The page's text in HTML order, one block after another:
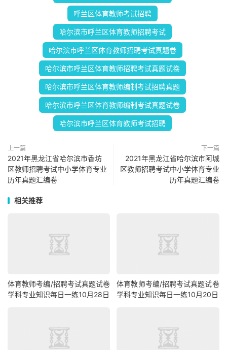
呼兰区体育教师考试招聘
哈尔滨市呼兰区体育教师招聘考试
哈尔滨市呼兰区体育教师招聘考试真题卷
哈尔滨市呼兰区体育教师招聘考试真题试卷
哈尔滨市呼兰区体育教师编制考试招聘真题
哈尔滨市呼兰区体育教师编制考试真题试卷
哈尔滨市呼兰区体育教师考试招聘
上一篇
2021年黑龙江省哈尔滨市香坊
区教师招聘考试中小学体育专业
历年真题汇编卷
下一篇
2021年黑龙江省哈尔滨市阿城
区教师招聘考试中小学体育专业
历年真题汇编卷
相关推荐
体育教师考编/招聘考试真题试卷
学科专业知识每日一练10月28日
体育教师考编/招聘考试真题试卷
学科专业知识每日一练10月20日